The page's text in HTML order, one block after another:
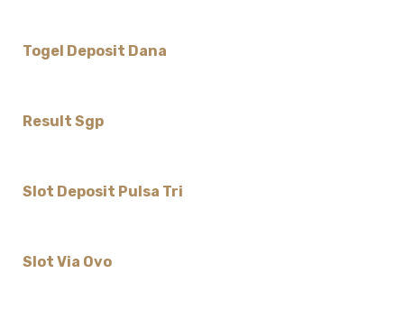
Togel Deposit Dana
Result Sgp
Slot Deposit Pulsa Tri
Slot Via Ovo